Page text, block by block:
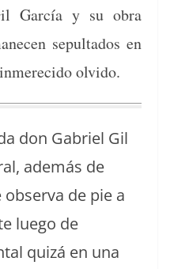
Gar­cía y su obra
sepul­ta­dos en
olvido.
don Gabriel Gil
además de
de pie a
luego de
quizá en una